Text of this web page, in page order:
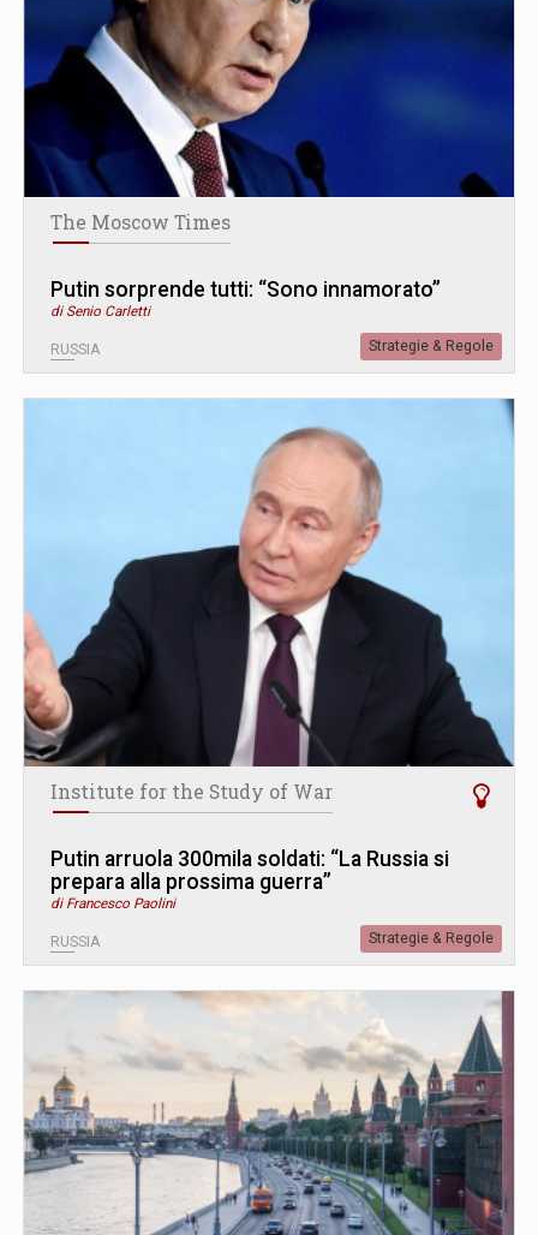
The Moscow Times
Putin sorprende tutti: “Sono innamorato”
di Senio Carletti
RUSSIA Strategie & Regole
Institute for the Study of War
Putin arruola 300mila soldati: “La Russia si
prepara alla prossima guerra”
di Francesco Paolini
RUSSIA Strategie & Regole